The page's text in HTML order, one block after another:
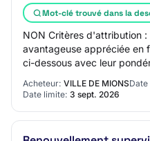
Mot-clé trouvé dans la
NON Critères d'attribution
avantageuse appréciée en
ci-dessous avec leur
Acheteur: VILLE DE MIONS
Date limite: 3 sept. 2026